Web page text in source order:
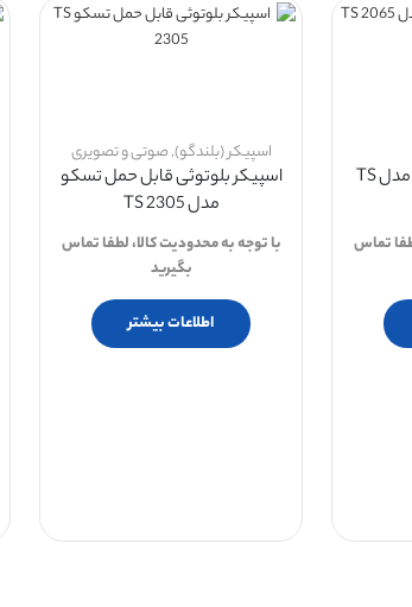
اسپیکر دسکتاپ تسکو مدل TS
تماس
اسپیکر (بلندگو),صوتی و تصویری
اسپیکر بلوتوثی قابل حمل تسکو
مدل TS 2305
با توجه به محدودیت کالا، لطفا تماس
بگیرید
اطلاعات بیشتر